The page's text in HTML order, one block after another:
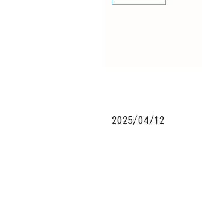
2025/04/12